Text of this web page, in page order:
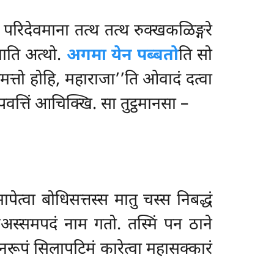
तत्थ तत्थ रुक्खकळिङ्गरे
अत्थो. अगमा येन पब्बतोति सो
होहि, महाराजा’’ति ओवादं दत्वा
आचिक्खि. सा तुट्ठमानसा –
बोधिसत्तस्स मातु चस्स निबद्धं
नाम गतो. तस्मिं पन ठाने
सिलापटिमं कारेत्वा महासक्कारं